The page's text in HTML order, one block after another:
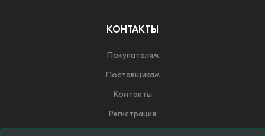
КОНТАКТЫ
Покупателям
Поставщикам
Контакты
Регистрация